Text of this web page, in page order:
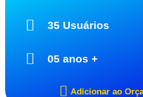
35 Usuários
05 anos +
Adicionar ao